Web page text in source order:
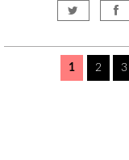
1 2 3